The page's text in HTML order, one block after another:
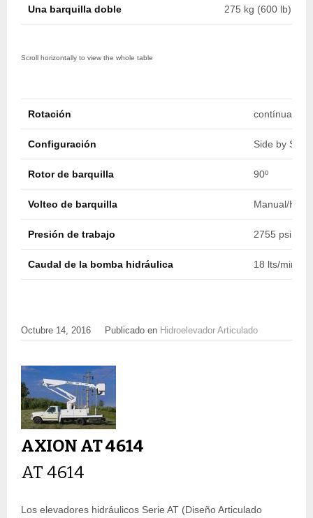
Una barquilla doble 275 kg (600 lb)
Rotación contínua
Configuración Side by Side
Rotor de barquilla 90º
Volteo de barquilla Manual/
Presión de trabajo 2755 psi
Caudal de la bomba hidráulica 18 lts/min
Octubre 14, 2016 Publicado en Hidroelevador Articulado
AXION AT 4614
AT 4614
Los elevadores hidráulicos Serie AT (Diseño Articulado